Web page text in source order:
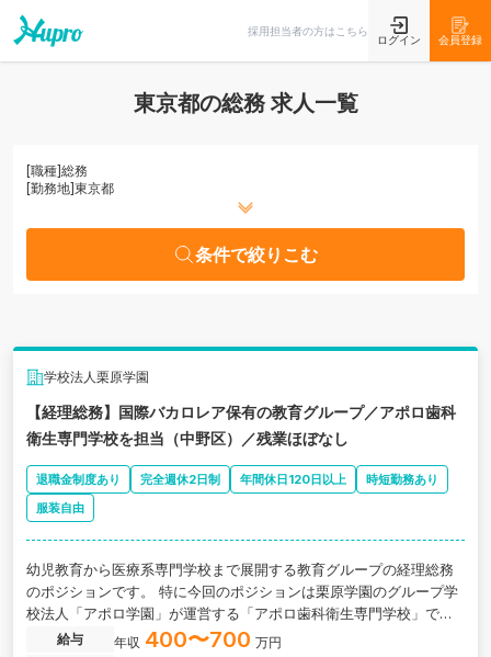
採用担当者の方はこちら
ログイン 会員登録
東京都の総務 求人一覧
[職種]総務
[勤務地]東京都
条件で絞りこむ
学校法人栗原学園
【経理総務】国際バカロレア保有の教育グループ／アポロ歯科
衛生専門学校を担当（中野区）／残業ほぼなし
退職金制度あり 完全週休2日制 年間休日120日以上
時短勤務あり
服装自由
幼児教育から医療系専門学校まで展開する教育グループの経理総務
のポジションです。 特に今回のポジションは栗原学園のグループ学
校法人「アポロ学園」が運営する「アポロ歯科衛生専門学校」での
経理業務となります。
給与 年収 400〜700 万円